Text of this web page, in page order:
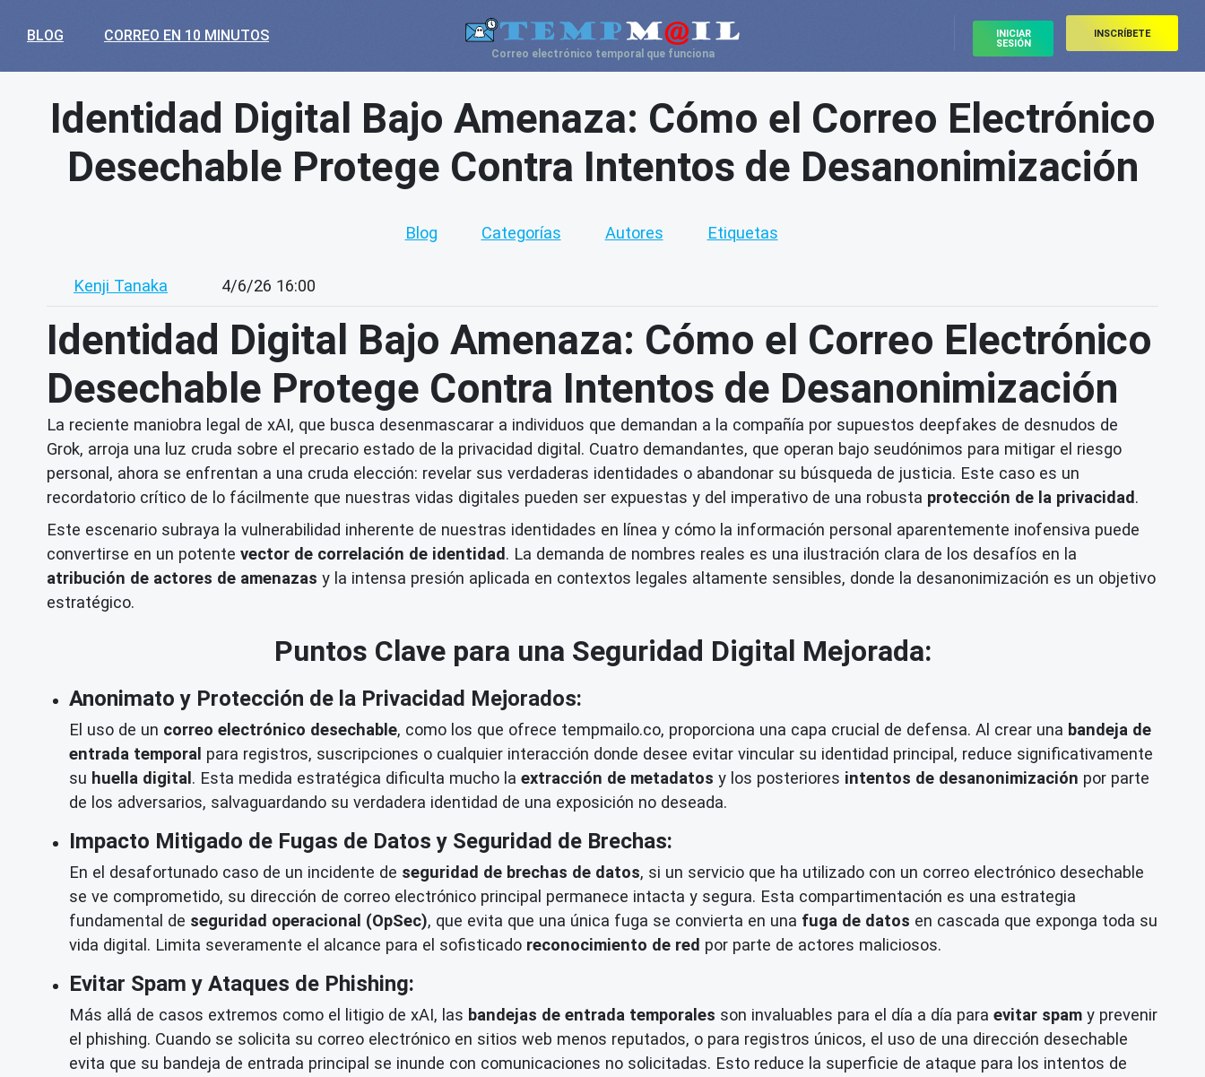
BLOG CORREO EN 10 MINUTOS
Correo electrónico temporal que funciona
INICIAR
SESIÓN
INSCRÍBETE
Identidad Digital Bajo Amenaza: Cómo el Correo Electrónico
Desechable Protege Contra Intentos de Desanonimización
Blog Categorías Autores Etiquetas
Kenji Tanaka 4/6/26 16:00
Identidad Digital Bajo Amenaza: Cómo el Correo Electrónico
Desechable Protege Contra Intentos de Desanonimización
La reciente maniobra legal de xAI, que busca desenmascarar a individuos que demandan a la compañía por supuestos deepfakes de desnudos de
Grok, arroja una luz cruda sobre el precario estado de la privacidad digital. Cuatro demandantes, que operan bajo seudónimos para mitigar el riesgo
personal, ahora se enfrentan a una cruda elección: revelar sus verdaderas identidades o abandonar su búsqueda de justicia. Este caso es un
recordatorio crítico de lo fácilmente que nuestras vidas digitales pueden ser expuestas y del imperativo de una robusta protección de la privacidad.
Este escenario subraya la vulnerabilidad inherente de nuestras identidades en línea y cómo la información personal aparentemente inofensiva puede
convertirse en un potente vector de correlación de identidad. La demanda de nombres reales es una ilustración clara de los desafíos en la
atribución de actores de amenazas y la intensa presión aplicada en contextos legales altamente sensibles, donde la desanonimización es un objetivo
estratégico.
Puntos Clave para una Seguridad Digital Mejorada:
Anonimato y Protección de la Privacidad Mejorados:
El uso de un correo electrónico desechable, como los que ofrece tempmailo.co, proporciona una capa crucial de defensa. Al crear una bandeja de
entrada temporal para registros, suscripciones o cualquier interacción donde desee evitar vincular su identidad principal, reduce significativamente
su huella digital . Esta medida estratégica dificulta mucho la extracción de metadatos y los posteriores intentos de desanonimización por parte
de los adversarios, salvaguardando su verdadera identidad de una exposición no deseada.
Impacto Mitigado de Fugas de Datos y Seguridad de Brechas:
En el desafortunado caso de un incidente de seguridad de brechas de datos, si un servicio que ha utilizado con un correo electrónico desechable
se ve comprometido, su dirección de correo electrónico principal permanece intacta y segura. Esta compartimentación es una estrategia
fundamental de seguridad operacional (OpSec), que evita que una única fuga se convierta en una fuga de datos en cascada que exponga toda su
vida digital. Limita severamente el alcance para el sofisticado reconocimiento de red por parte de actores maliciosos.
Evitar Spam y Ataques de Phishing:
Más allá de casos extremos como el litigio de xAI, las bandejas de entrada temporales son invaluables para el día a día para evitar spam y prevenir
el phishing. Cuando se solicita su correo electrónico en sitios web menos reputados, o para registros únicos, el uso de una dirección desechable
evita que su bandeja de entrada principal se inunde con comunicaciones no solicitadas. Esto reduce la superficie de ataque para los intentos de